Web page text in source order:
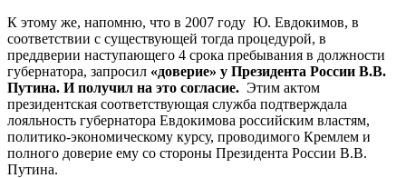
К этому же, напомню, что в 2007 году Ю. Евдокимов, в
соответствии с существующей тогда процедурой, в
преддверии наступающего 4 срока пребывания в должности
губернатора, запросил «доверие» у Президента России В.В.
Путина. И получил на это согласие. Этим актом
президентская соответствующая служба подтверждала
лояльность губернатора Евдокимова российским властям,
политико-экономическому курсу, проводимого Кремлем и
полного доверие ему со стороны Президента России В.В.
Путина.